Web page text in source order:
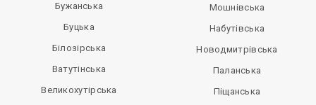
Бужанська
Буцька
Білозірська
Ватутінська
Великохутірська
Мошнівська
Набутівська
Новодмитрівська
Паланська
Піщанська